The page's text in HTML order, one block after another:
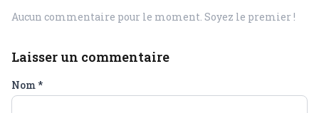
Aucun commentaire pour le moment. Soyez le premier !
Laisser un commentaire
Nom*